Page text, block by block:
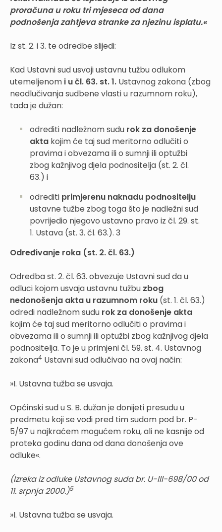
proračuna u roku tri mjeseca od dana
podnošenja zahtjeva stranke za njezinu isplatu.«
Iz st. 2. i 3. te odredbe slijedi:
Kad Ustavni sud usvoji ustavnu tužbu odlukom
utemeljenom i u čl. 63. st. 1. Ustavnog zakona (zbog
neodlučivanja sudbene vlasti u razumnom roku),
tada je dužan:
odrediti nadležnom sudu rok za donošenje
akta kojim će taj sud meritorno odlučiti o
pravima i obvezama ili o sumnji ili optužbi
zbog kažnjivog djela podnositelja (st. 2. čl.
63.) i
odrediti primjerenu naknadu podnositelju
ustavne tužbe zbog toga što je nadležni sud
povrijedio njegovo ustavno pravo iz čl. 29. st.
1. Ustava (st. 3. čl. 63.). 3
Određivanje roka (st. 2. čl. 63.)
Odredba st. 2. čl. 63. obvezuje Ustavni sud da u
odluci kojom usvaja ustavnu tužbu zbog
nedonošenja akta u razumnom roku (st. 1. čl. 63.)
odredi nadležnom sudu rok za donošenje akta
kojim će taj sud meritorno odlučiti o pravima i
obvezama ili o sumnji ili optužbi zbog kažnjivog djela
podnositelja. To je u primjeni čl. 59. st. 4. Ustavnog
zakona4 Ustavni sud odlučivao na ovaj način:
»I. Ustavna tužba se usvaja.
Općinski sud u S. B. dužan je donijeti presudu u
predmetu koji se vodi pred tim sudom pod br. P-
5/97 u najkraćem mogućem roku, ali ne kasnije od
proteka godinu dana od dana donošenja ove
odluke«.
(Izreka iz odluke Ustavnog suda br. U-lll-698/00 od
11. srpnja 2000.)5
»I. Ustavna tužba se usvaja.